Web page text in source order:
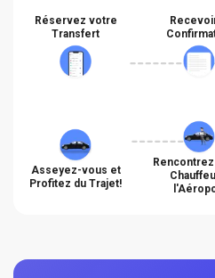
Réservez votre
Transfert
Asseyez-vous et
Profitez du Trajet!